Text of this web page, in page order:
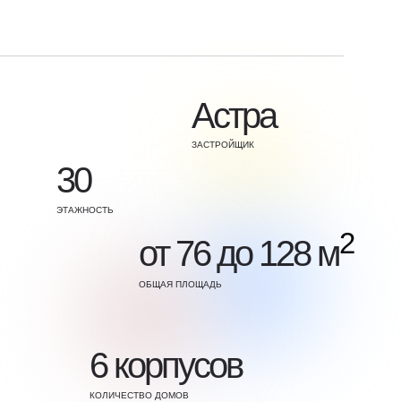
Астра
ЗАСТРОЙЩИК
30
ЭТАЖНОСТЬ
6 корпусов
КОЛИЧЕСТВО ДОМОВ
от 76 до 128 м2
ОБЩАЯ ПЛОЩАДЬ